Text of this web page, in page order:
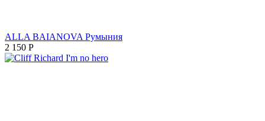
ALLA BAIANOVA Румыния
2 150 Р